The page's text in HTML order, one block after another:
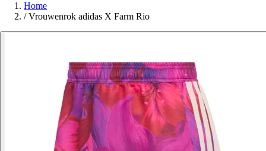
Home
/ Vrouwenrok adidas X Farm Rio